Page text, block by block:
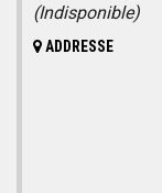
(Indisponible)
ADDRESSE